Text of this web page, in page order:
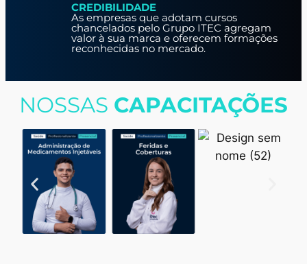
CREDIBILIDADE
As empresas que adotam cursos
chancelados pelo Grupo ITEC agregam
valor à sua marca e oferecem formações
reconhecidas no mercado.
NOSSAS CAPACITAÇÕES